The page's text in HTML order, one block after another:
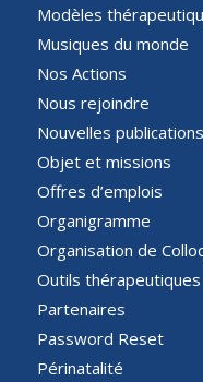
Modèles
Musiques du monde
Nos Actions
Nous rejoindre
Nouvelles publications
Objet et missions
Offres d’emplois
Organigramme
Organisation de
Outils thérapeutiques
Partenaires
Password Reset
Périnatalité